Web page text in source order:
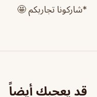
*شاركونا تجاربكم 🤩
قد يعجبك أيضاً